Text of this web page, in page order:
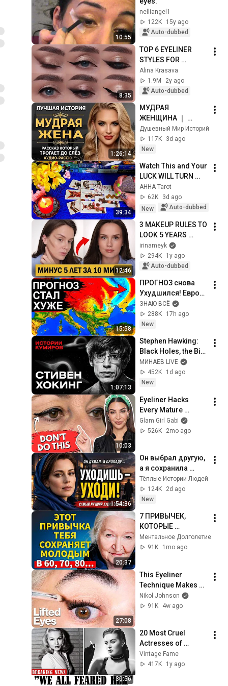
10:55
nelliangel1
122K
15y ago
Auto-dubbed
8:35
TOP 6 EYELINER
STYLES FOR
HOODED EYES 💔
You’ve totally got
this!
Alina Krasava
1.9M
2y ago
Auto-dubbed
1:26:14
МУДРАЯ
ЖЕНЩИНА ｜
Рассказ, который
трогает до
глубины души.
история ｜ Аудио
рассказ.
Душевный Мир Историй
117K
3d ago
New
39:34
Watch This and Your
LUCK WILL TURN
AROUND !!!!!!!!!!!!!
Luck Spread 🧿
AHHA Tarot
AHHA Tarot
62K
3d ago
New
Auto-dubbed
12:46
3 MAKEUP RULES TO
LOOK 5 YEARS
YOUNGER
irinameyk
294K
1y ago
Auto-dubbed
15:58
ПРОГНОЗ снова
Ухудшился! Европу
и Россию ждут
резкие перемены.
Новый удар на
ЗНАЮ ВСЁ
288K
17h ago
New
1:07:13
Stephen Hawking:
Black Holes, the Big
Bang, and the End of
the Universe / Idol
Stories / MINAEV
МИНАЕВ LIVE
452K
1d ago
New
10:03
Eyeliner Hacks
Every Mature
Woman Should
Know!
Glam Girl Gabi
526K
2mo ago
1:54:36
Он выбрал другую,
а я сохранила
гордость и
отпустила его
Тёплые Истории Людей
124K
2d ago
New
20:37
7 ПРИВЫЧЕК,
КОТОРЫЕ
ОБРАЩАЮТ
СТАРЕНИЕ ВСПЯТЬ
Черниговская
Ментальное Долголетие
91K
1mo ago
27:08
This Eyeliner
Technique Makes
You Look Instantly
Younger
Nikol Johnson
91K
4w ago
30:56
20 Most Cruel
Actresses of
Hollywood’s Golden
Age
Vintage Fame
417K
1y ago